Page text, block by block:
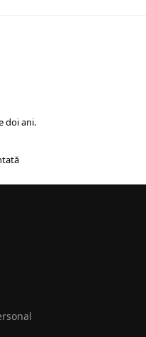
doi ani.